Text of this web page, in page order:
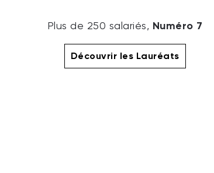
Plus de 250 salariés, Numéro 7
Découvrir les Lauréats